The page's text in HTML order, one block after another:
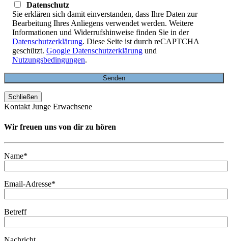
Datenschutz
Sie erklären sich damit einverstanden, dass Ihre Daten zur
Bearbeitung Ihres Anliegens verwendet werden. Weitere
Informationen und Widerrufshinweise finden Sie in der
Datenschutzerklärung. Diese Seite ist durch reCAPTCHA
geschützt. Google Datenschutzerklärung und
Nutzungsbedingungen.
Schließen
Kontakt Junge Erwachsene
Wir freuen uns von dir zu hören
Name*
Email-Adresse*
Betreff